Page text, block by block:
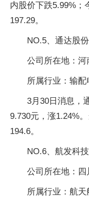
内股价下跌5.99%；
197.29。
NO.5、通达股
公司所在地：河
所属行业：输配
3月30日消息，
9.730元，涨1.24%
194.6。
NO.6、航发科
公司所在地：四
所属行业：航天